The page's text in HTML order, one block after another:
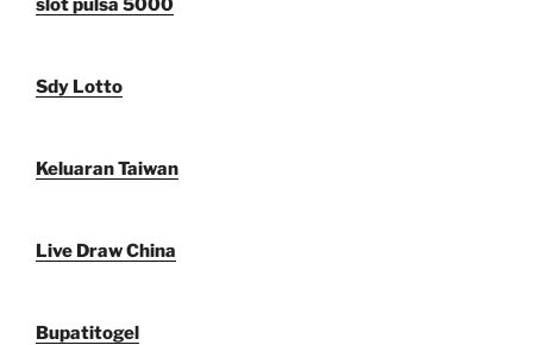
slot pulsa 5000
Sdy Lotto
Keluaran Taiwan
Live Draw China
Bupatitogel